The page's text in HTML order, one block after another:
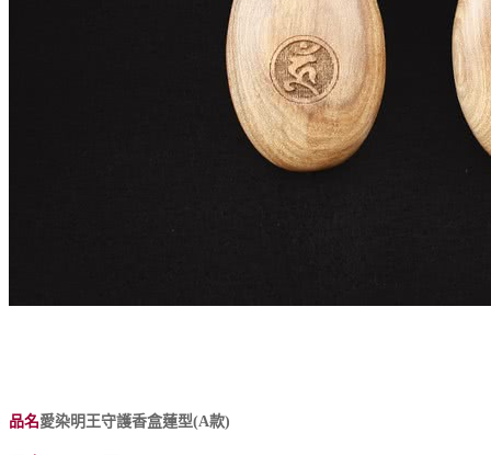
品名愛染明王守護香盒蓮型(A款)